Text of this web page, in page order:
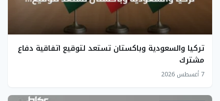
تركيا والسعودية وباكستان تستعد لتوقيع اتفاقية دفاع
مشترك
7 أغسطس 2026